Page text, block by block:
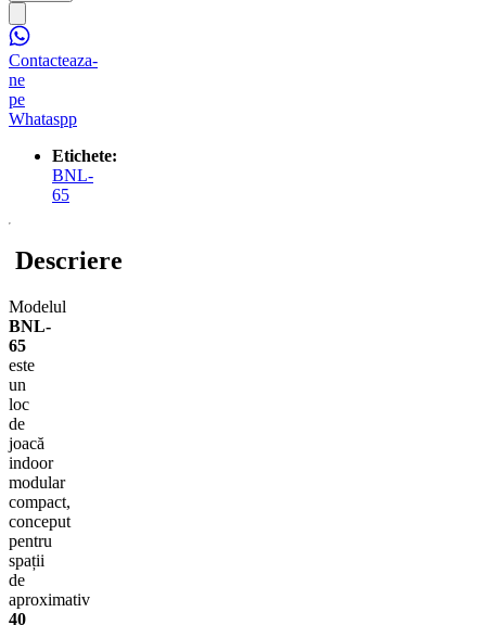
Contacteaza-
ne
pe
Whataspp
Etichete:
BNL-
65
Descriere
Modelul
BNL-
65
este
un
loc
de
joacă
indoor
modular
compact,
conceput
pentru
spații
de
aproximativ
40